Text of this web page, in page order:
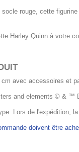
rouge, cette
Harley Quinn à votre
avec accessoires et
and elements © &
Lors de l'expédition,
doivent être